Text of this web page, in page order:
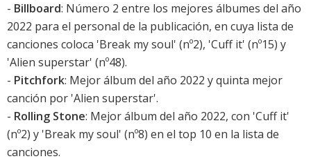
- Billboard: Número 2 entre los mejores álbumes del año
2022 para el personal de la publicación, en cuya lista de
canciones coloca 'Break my soul' (nº2), 'Cuff it' (nº15) y
'Alien superstar' (nº48).
- Pitchfork: Mejor álbum del año 2022 y quinta mejor
canción por 'Alien superstar'.
- Rolling Stone: Mejor álbum del año 2022, con 'Cuff it'
(nº2) y 'Break my soul' (nº8) en el top 10 en la lista de
canciones.